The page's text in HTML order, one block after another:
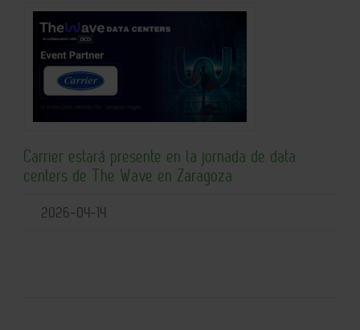
Carrier estará presente en la jornada de data
centers de The Wave en Zaragoza
2026-04-14